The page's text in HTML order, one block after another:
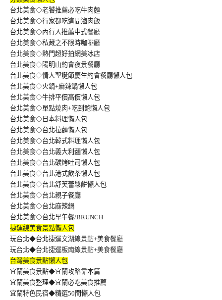
台北美食◇老饕推薦必吃牛肉麵
台北美食◇行家都吃這間滷肉飯
台北美食◇內行人推薦中式餐廳
台北美食◇私藏之不限時咖啡廳
台北美食◇熱門超好拍網美冰店
台北美食◇陽明山約會夜景餐廳
台北美食◇情人聖誕節慶生約會餐廳懶人包
台北美食◇火鍋+麻辣鍋懶人包
台北美食◇牛排平價高價懶人包
台北美食◇單點燒肉+吃到飽懶人包
台北美食◇日本料理懶人包
台北美食◇台北拉麵懶人包
台北美食◇台北韓式料理懶人包
台北美食◇台北義大利麵懶人包
台北美食◇台北碳烤吐司懶人包
台北美食◇台北港式飲茶懶人包
台北美食◇台北舒芙蕾鬆餅懶人包
台北美食◇台北親子餐廳
台北美食◇台北麻辣鍋
台北美食◇台北早午餐/BRUNCH
捷運線美食景點懶人包
玩台北◆台北捷運文湖線景點+美食餐廳
玩台北◆台北捷運板南線景點+美食餐廳
台灣美食景點懶人包
宜蘭美食景點◆宜蘭攻略靠本篇
宜蘭美食整理◆宜蘭必吃美食推薦
宜蘭特色民宿◆精選50間懶人包